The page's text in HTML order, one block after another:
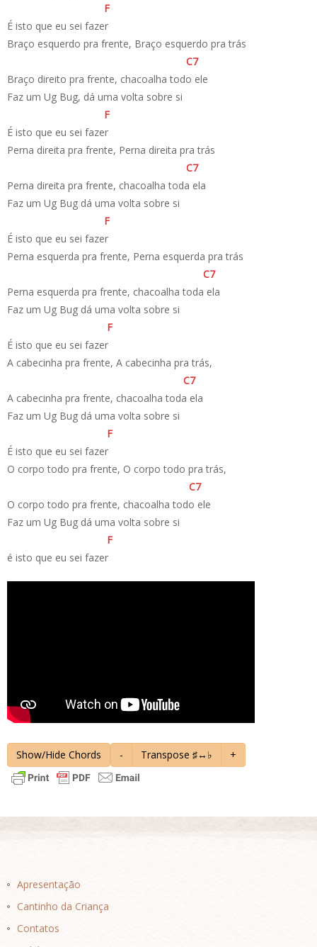
F
É isto que eu sei fazer
Braço esquerdo pra frente, Braço esquerdo pra trás
C7
Braço direito pra frente, chacoalha todo ele
Faz um Ug Bug, dá uma volta sobre si
F
É isto que eu sei fazer
Perna direita pra frente, Perna direita pra trás
C7
Perna direita pra frente, chacoalha toda ela
Faz um Ug Bug dá uma volta sobre si
F
É isto que eu sei fazer
Perna esquerda pra frente, Perna esquerda pra trás
C7
Perna esquerda pra frente, chacoalha toda ela
Faz um Ug Bug dá uma volta sobre si
F
É isto que eu sei fazer
A cabecinha pra frente, A cabecinha pra trás,
C7
A cabecinha pra frente, chacoalha toda ela
Faz um Ug Bug dá uma volta sobre si
F
É isto que eu sei fazer
O corpo todo pra frente, O corpo todo pra trás,
C7
O corpo todo pra frente, chacoalha todo ele
Faz um Ug Bug dá uma volta sobre si
F
é isto que eu sei fazer
Show/Hide Chords - Transpose ♯↔♭ +
Apresentação
Cantinho da Criança
Contatos